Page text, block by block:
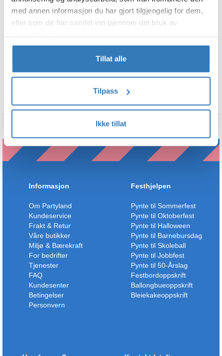
med annen informasjon du har gjort tilgjengelig for dem,
eller som de har samlet inn gjennom din bruk av
Tillat alle
Tilpass
Ikke tillat
gyllen "metall-look".
Høyde: 26 cm, omkrets: 20 cm, bredde (inkl. horn): 39 cm.
Gjør deg klar til å entre Valhall, eller dansegulvet, med stil og
attitude. En festfavoritt som vekker oppmerksomhet og garanterer
TEKNISK INFO
Fiestas Guirca
Informasjon
Om Partyland
Kundeservice
Frakt & Retur
Våre butikker
Miljø & Bærekraft
For bedrifter
Tjenester
FAQ
Kundesenter
Betingelser
Personvern
Festhjelpen
Pynte til Sommerfest
Pynte til Oktoberfest
Pynte til Halloween
Pynte til Barnebursdag
Pynte til Skoleball
Pynte til Jobbfest
Pynte til 50-Årslag
Festbordoppskrift
Ballongbueoppskrift
Bleiekakeoppskrift